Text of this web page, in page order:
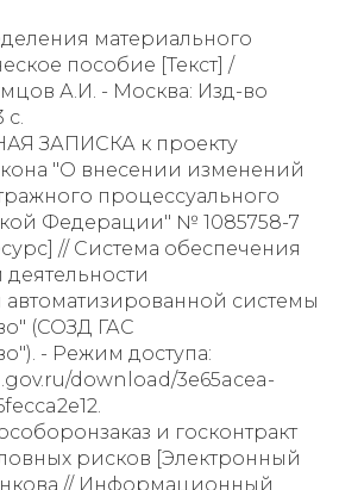
материального
пособие [Текст] /
А.И. - Москва: Изд-во
с.
ЗАПИСКА к проекту
"О внесении изменений
процессуального
Федерации" № 1085758-7
// Система обеспечения
автоматизированной системы
(СОЗД ГАС
- Режим доступа:
download/3e65acea-
и госконтракт
рисков [Электронный
// Информационный